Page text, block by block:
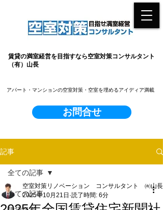
賃貸の満室経営を目指すなら空室対策コンサルタント
（有）山長
お問合せ
​アパート・マンションの空室対策・空室を埋めるアイディア満載
記事
全ての記事
全ての記事
空室対策リノベーション コンサルタント ㈲山長
2025年10月21日 読了時間: 6分